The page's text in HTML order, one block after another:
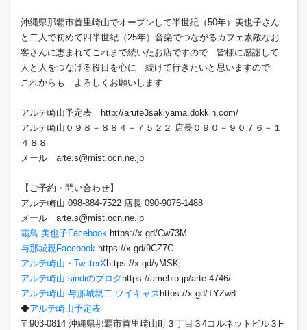
沖縄県那覇市首里崎山でオープンして半世紀（50年）美也子さん
と二人で初めて四半世紀（25年）音楽でつながるカフェ素敵なお
客さんに恵まれてこれまで続いたお店ですので 皆様に感謝して
人と人をつなげる役目を心に 続けて行きたいと思いますので
これからも よろしくお願いします
アルテ崎山予定表 http://arute3sakiyama.dokkin.com/
アルテ崎山０９８－８８４－７５２２ 店長０９０－９０７６－１
４８８
メール arte.s@mist.ocn.ne.jp
【ご予約・問い合わせ】
アルテ崎山 098-884-7522 店長 090-9076-1488
メール arte.s@mist.ocn.ne.jp
霜鳥 美也子Facebook https://x.gd/Cw73M
与那城親Facebook https://x.gd/9CZ7C
アルテ崎山・TwitterXhttps://x.gd/yMSKj
アルテ崎山 sindiのブログhttps://ameblo.jp/arte-4746/
アルテ崎山 与那城親二 ツイキャス https://x.gd/TYZw8
◆アルテ崎山予定表
〒903-0814 沖縄県那覇市首里崎山町３丁目３4コルネットビル３F